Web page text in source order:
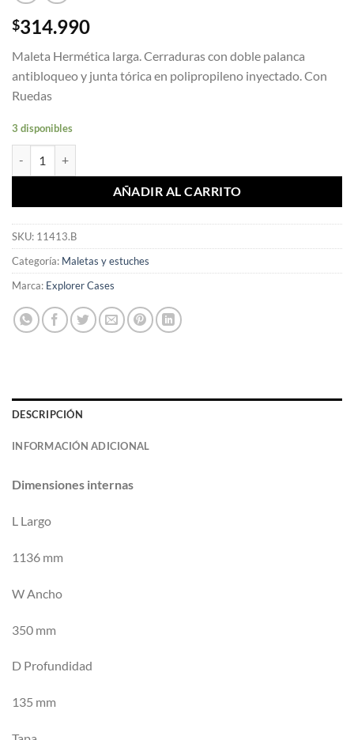
$314.990
Maleta Hermética larga. Cerraduras con doble palanca
antibloqueo y junta tórica en polipropileno inyectado. Con
Ruedas
3 disponibles
AÑADIR AL CARRITO
SKU: 11413.B
Categoría: Maletas y estuches
Marca: Explorer Cases
DESCRIPCIÓN
INFORMACIÓN ADICIONAL
Dimensiones internas
L Largo
1136 mm
W Ancho
350 mm
D Profundidad
135 mm